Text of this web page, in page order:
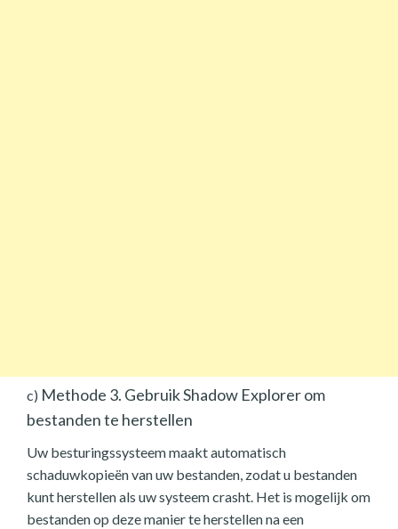
c) Methode 3. Gebruik Shadow Explorer om
bestanden te herstellen
Uw besturingssysteem maakt automatisch
schaduwkopieën van uw bestanden, zodat u bestanden
kunt herstellen als uw systeem crasht. Het is mogelijk om
bestanden op deze manier te herstellen na een